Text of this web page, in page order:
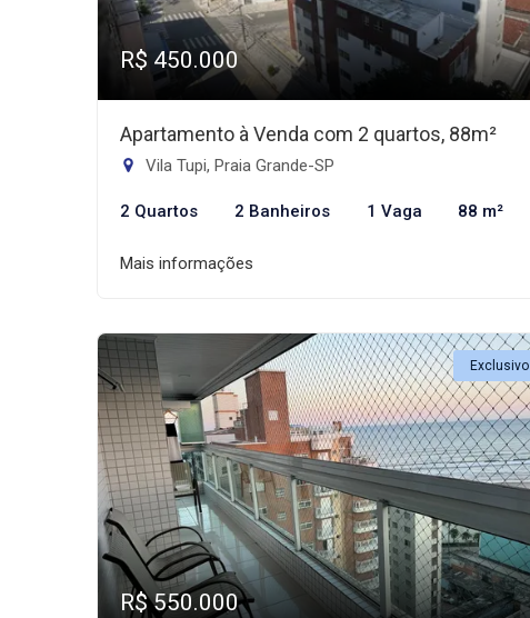
R$ 450.000
Apartamento à Venda com 2 quartos, 88m²
Vila Tupi, Praia Grande-SP
2 Quartos 2 Banheiros 1 Vaga 88 m²
Mais informações
Exclusivo
R$ 550.000